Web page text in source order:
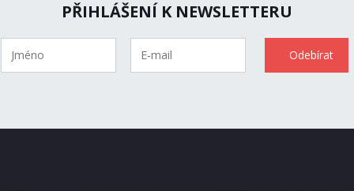
PŘIHLÁŠENÍ K NEWSLETTERU